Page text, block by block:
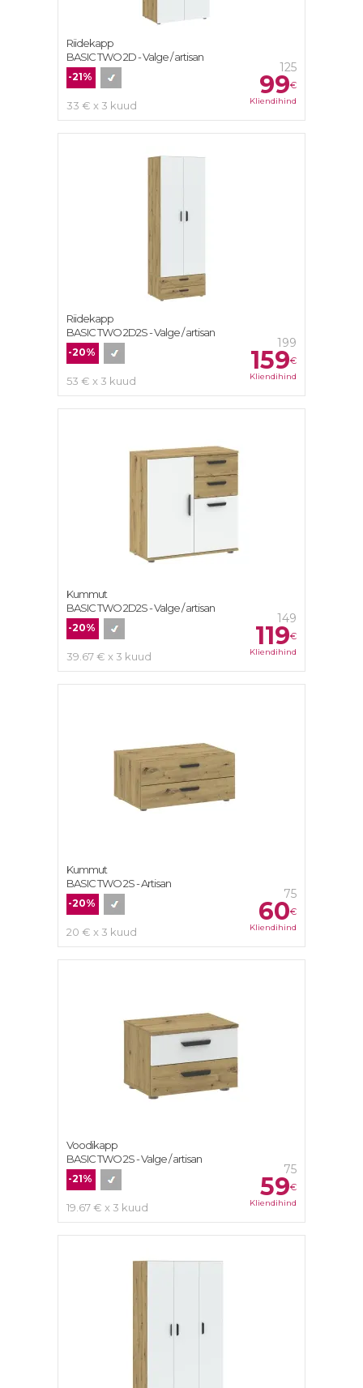
125
99€
Kliendihind
-21%
33 € x 3 kuud
Riidekapp
BASIC TWO 2D - Valge / artisan
199
159€
Kliendihind
-20%
53 € x 3 kuud
Riidekapp
BASIC TWO 2D2S - Valge / artisan
149
119€
Kliendihind
-20%
39.67 € x 3 kuud
Kummut
BASIC TWO 2D2S - Valge / artisan
75
60€
Kliendihind
-20%
20 € x 3 kuud
Kummut
BASIC TWO 2S - Artisan
75
59€
Kliendihind
-21%
19.67 € x 3 kuud
Voodikapp
BASIC TWO 2S - Valge / artisan